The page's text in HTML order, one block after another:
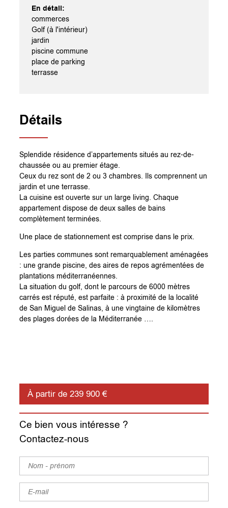
En détail:
commerces
Golf (à l'intérieur)
jardin
piscine commune
place de parking
terrasse
Détails
Splendide résidence d’appartements situés au rez-de-
chaussée ou au premier étage.
Ceux du rez sont de 2 ou 3 chambres. Ils comprennent un
jardin et une terrasse.
La cuisine est ouverte sur un large living. Chaque
appartement dispose de deux salles de bains
complètement terminées.
Une place de stationnement est comprise dans le prix.
Les parties communes sont remarquablement aménagées
: une grande piscine, des aires de repos agrémentées de
plantations méditerranéennes.
La situation du golf, dont le parcours de 6000 mètres
carrés est réputé, est parfaite : à proximité de la localité
de San Miguel de Salinas, à une vingtaine de kilomètres
des plages dorées de la Méditerranée ….
À partir de 239 900 €
Ce bien vous intéresse ?
Contactez-nous